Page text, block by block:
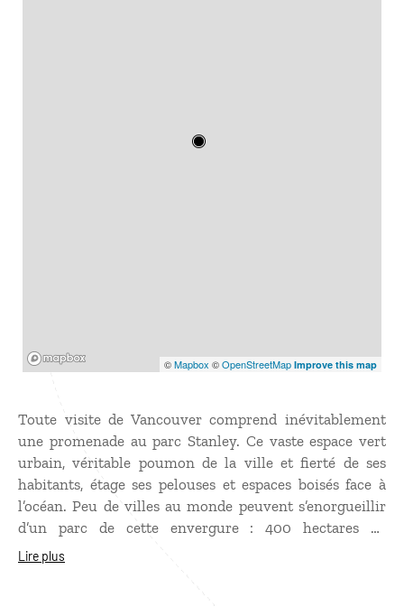
©Mapbox ©OpenStreetMap Improve this map
Toute visite de Vancouver comprend inévitablement
une promenade au parc Stanley. Ce vaste espace vert
urbain, véritable poumon de la ville et fierté de ses
habitants, étage ses pelouses et espaces boisés face à
l’océan. Peu de villes au monde peuvent s’enorgueillir
d’un parc de cette envergure : 400 hectares de
végétation luxuriante et des dizaines de sentiers. Parmi
Lire plus